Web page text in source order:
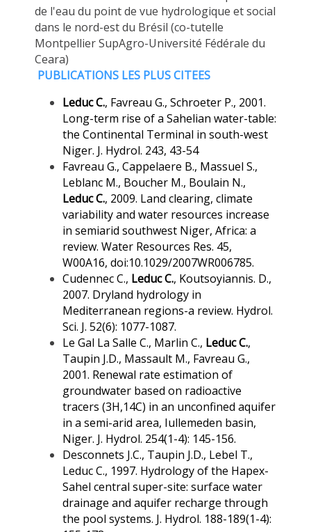
de l'eau du point de vue hydrologique et social
dans le nord-est du Brésil (co-tutelle
Montpellier SupAgro-Université Fédérale du
Ceara)
PUBLICATIONS LES PLUS CITEES
Leduc C., Favreau G., Schroeter P., 2001.
Long-term rise of a Sahelian water-table:
the Continental Terminal in south-west
Niger. J. Hydrol. 243, 43-54
Favreau G., Cappelaere B., Massuel S.,
Leblanc M., Boucher M., Boulain N.,
Leduc C., 2009. Land clearing, climate
variability and water resources increase
in semiarid southwest Niger, Africa: a
review. Water Resources Res. 45,
W00A16, doi:10.1029/2007WR006785.
Cudennec C., Leduc C., Koutsoyiannis. D.,
2007. Dryland hydrology in
Mediterranean regions-a review. Hydrol.
Sci. J. 52(6): 1077-1087.
Le Gal La Salle C., Marlin C., Leduc C.,
Taupin J.D., Massault M., Favreau G.,
2001. Renewal rate estimation of
groundwater based on radioactive
tracers (3H,14C) in an unconfined aquifer
in a semi-arid area, Iullemeden basin,
Niger. J. Hydrol. 254(1-4): 145-156.
Desconnets J.C., Taupin J.D., Lebel T.,
Leduc C., 1997. Hydrology of the Hapex-
Sahel central super-site: surface water
drainage and aquifer recharge through
the pool systems. J. Hydrol. 188-189(1-4):